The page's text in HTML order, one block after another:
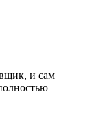
и сам